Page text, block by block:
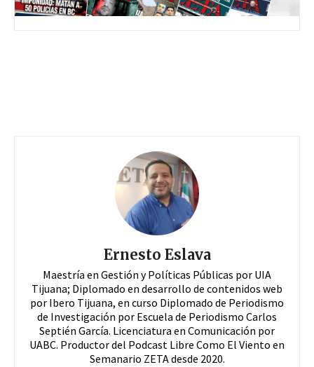
Ernesto Eslava
Maestría en Gestión y Políticas Públicas por UIA
Tijuana; Diplomado en desarrollo de contenidos web
por Ibero Tijuana, en curso Diplomado de Periodismo
de Investigación por Escuela de Periodismo Carlos
Septién García. Licenciatura en Comunicación por
UABC. Productor del Podcast Libre Como El Viento en
Semanario ZETA desde 2020.